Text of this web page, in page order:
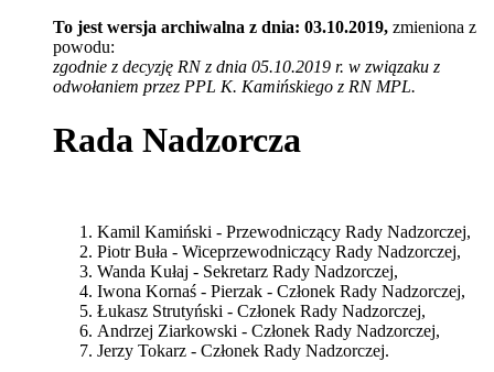
To jest wersja archiwalna z dnia: 03.10.2019, zmieniona z
powodu:
zgodnie z decyzję RN z dnia 05.10.2019 r. w związaku z
odwołaniem przez PPL K. Kamińskiego z RN MPL.
Rada Nadzorcza
Kamil Kamiński - Przewodniczący Rady Nadzorczej,
Piotr Buła - Wiceprzewodniczący Rady Nadzorczej,
Wanda Kułaj - Sekretarz Rady Nadzorczej,
Iwona Kornaś - Pierzak - Członek Rady Nadzorczej,
Łukasz Strutyński - Członek Rady Nadzorczej,
Andrzej Ziarkowski - Członek Rady Nadzorczej,
Jerzy Tokarz - Członek Rady Nadzorczej.